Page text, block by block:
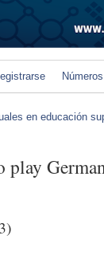
en educación
play